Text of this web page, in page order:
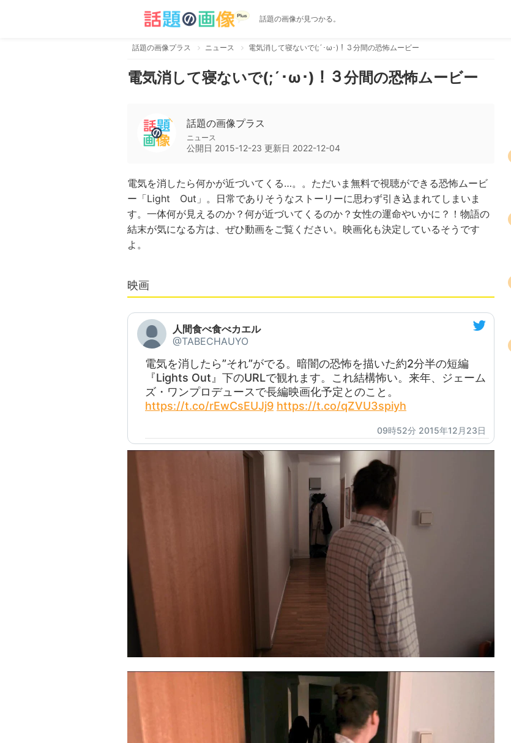
話題の画像が見つかる。
話題の画像プラス ニュース 電気消して寝ないで(;´･ω･)！３分間の恐怖ムービー
電気消して寝ないで(;´･ω･)！３分間の恐怖ムービー
話題の画像プラス
ニュース
公開日 2015-12-23 更新日 2022-12-04
電気を消したら何かが近づいてくる…。。ただいま無料で視聴ができる恐怖ムービ
ー「Light Out」。日常でありそうなストーリーに思わず引き込まれてしまいま
す。一体何が見えるのか？何が近づいてくるのか？女性の運命やいかに？！物語の
結末が気になる方は、ぜひ動画をご覧ください。映画化も決定しているそうです
よ。
映画
人間食べ食べカエル
@TABECHAUYO
電気を消したら”それ”がでる。暗闇の恐怖を描いた約2分半の短編
『Lights Out』下のURLで観れます。これ結構怖い。来年、ジェーム
ズ・ワンプロデュースで長編映画化予定とのこと。
https://t.co/rEwCsEUJj9 https://t.co/qZVU3spiyh
09時52分 2015年12月23日